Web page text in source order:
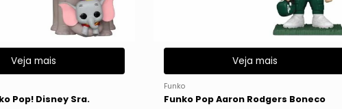
Veja mais
Pop! Disney Sra.
Veja mais
Funko
Funko Pop Aaron Rodgers Boneco